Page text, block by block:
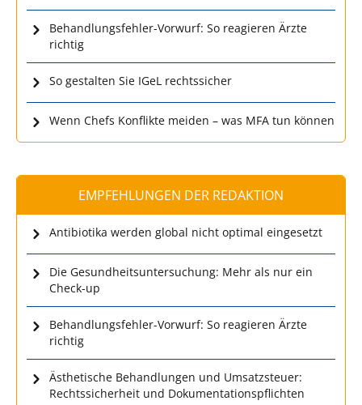
Behandlungsfehler-Vorwurf: So reagieren Ärzte
richtig
So gestalten Sie IGeL rechtssicher
Wenn Chefs Konflikte meiden – was MFA tun können
EMPFEHLUNGEN DER REDAKTION
Antibiotika werden global nicht optimal eingesetzt
Die Gesundheitsuntersuchung: Mehr als nur ein
Check-up
Behandlungsfehler-Vorwurf: So reagieren Ärzte
richtig
Ästhetische Behandlungen und Umsatzsteuer:
Rechtssicherheit und Dokumentationspflichten